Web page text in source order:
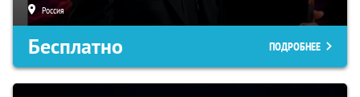
Россия
Бесплатно ПОДРОБНЕЕ